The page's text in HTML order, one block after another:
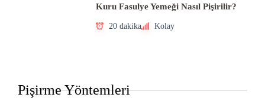
Kuru Fasulye Yemeği Nasıl Pişirilir?
20 dakika Kolay
Pişirme Yöntemleri